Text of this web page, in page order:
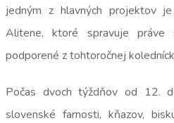
jedným z hlavných projektov
Alitene, ktoré spravuje
podporené z tohtoročnej
Počas dvoch týždňov od 12.
slovenské farnosti, kňazov,